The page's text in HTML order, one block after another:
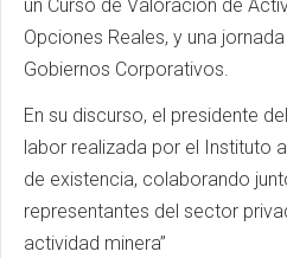
un Curso de Valoración de
Opciones Reales, y una
Gobiernos Corporativos.
En su discurso, el presidente
labor realizada por el Instituto
de existencia, colaborando
representantes del sector
actividad minera”